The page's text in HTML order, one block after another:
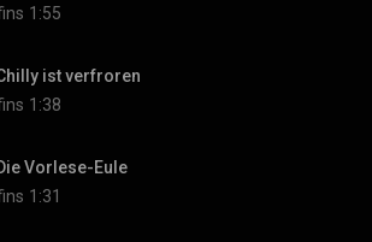
1:55
ist verfroren
1:38
Vorlese-Eule
1:31